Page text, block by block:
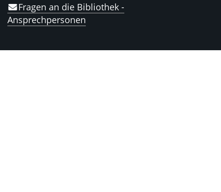
Fragen an die Bibliothek -
Ansprechpersonen